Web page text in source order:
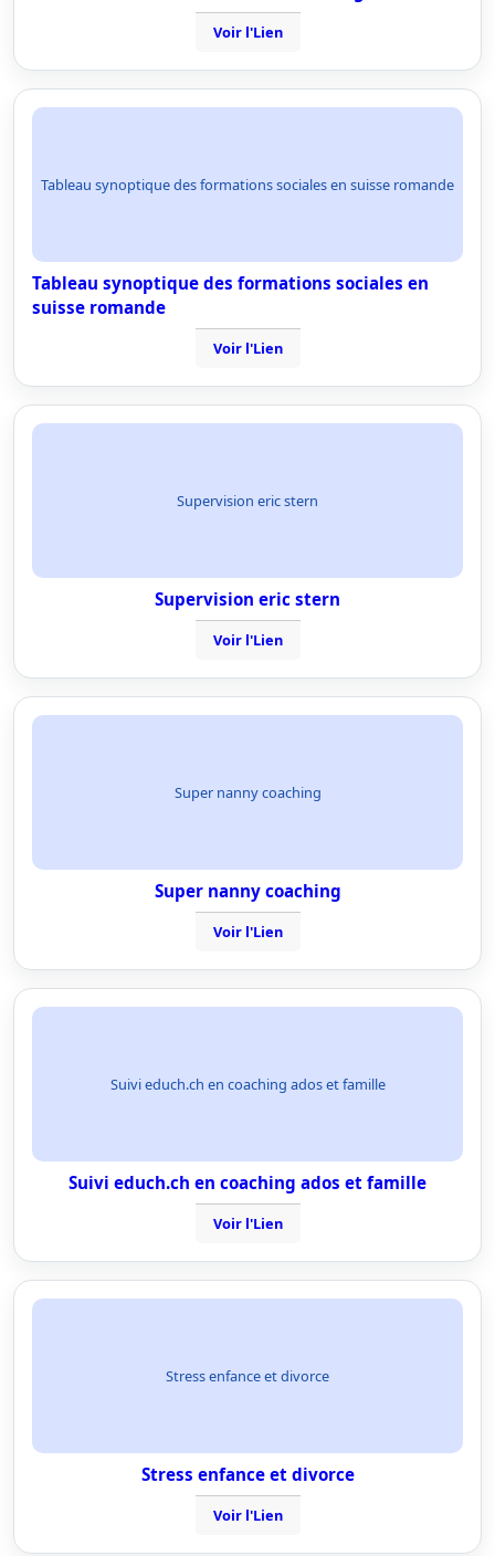
Voir l'Lien
Tableau synoptique des formations sociales en suisse romande
Tableau synoptique des formations sociales en
suisse romande
Voir l'Lien
Supervision eric stern
Supervision eric stern
Voir l'Lien
Super nanny coaching
Super nanny coaching
Voir l'Lien
Suivi educh.ch en coaching ados et famille
Suivi educh.ch en coaching ados et famille
Voir l'Lien
Stress enfance et divorce
Stress enfance et divorce
Voir l'Lien